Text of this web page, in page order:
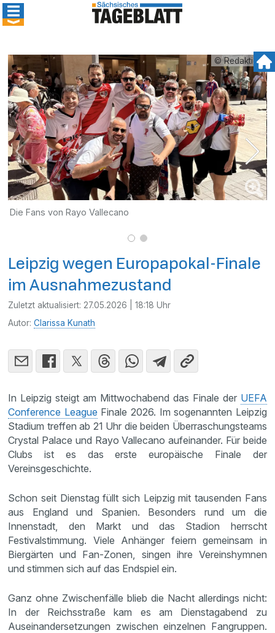
© Redaktion
Die Fans von Rayo Vallecano
Leipzig wegen Europapokal-Finale
im Ausnahmezustand
Zuletzt aktualisiert: 27.05.2026 | 18:18 Uhr
Autor:Clarissa Kunath
In Leipzig steigt am Mittwochabend das Finale der UEFA
Conference League Finale 2026. Im sogenannten Leipzig
Stadium treffen ab 21 Uhr die beiden Überraschungsteams
Crystal Palace und Rayo Vallecano aufeinander. Für beide
Clubs ist es das erste europäische Finale der
Vereinsgeschichte.
Schon seit Dienstag füllt sich Leipzig mit tausenden Fans
aus England und Spanien. Besonders rund um die
Innenstadt, den Markt und das Stadion herrscht
Festivalstimmung. Viele Anhänger feiern gemeinsam in
Biergärten und Fan-Zonen, singen ihre Vereinshymnen
und stimmen sich auf das Endspiel ein.
Ganz ohne Zwischenfälle blieb die Nacht allerdings nicht:
In der Reichsstraße kam es am Dienstagabend zu
Auseinandersetzungen zwischen einzelnen Fangruppen.